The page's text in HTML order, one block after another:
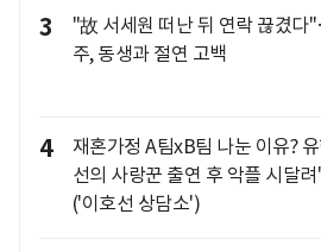
3
"故 서세원 떠난 뒤 연락 끊겼
주, 동생과 절연 고백
4
재혼가정 A팀xB팀 나눈 이유?
선의 사랑꾼 출연 후 악플 시달
('이호선 상담소')